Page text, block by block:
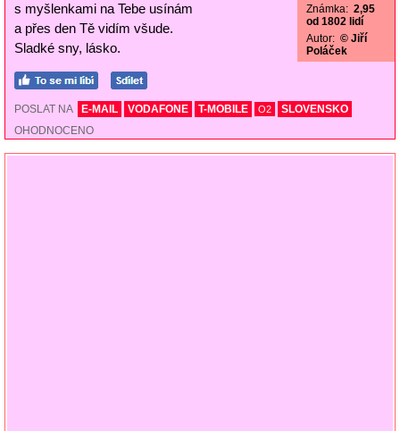
s myšlenkami na Tebe usínám
a přes den Tě vidím všude.
Sladké sny, lásko.
Známka: 2,95
od 1802 lidí
Autor: © Jiří
Poláček
POSLAT NA E-MAIL VODAFONE T-MOBILE O2
SLOVENSKO
OHODNOCENO